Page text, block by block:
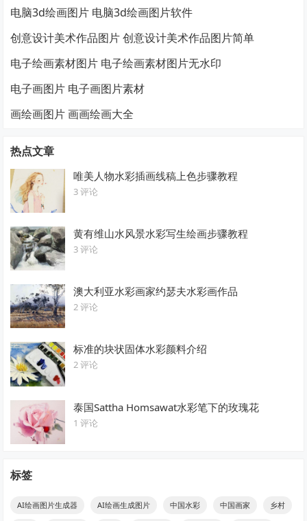
电脑3d绘画图片 电脑3d绘画图片软件
创意设计美术作品图片 创意设计美术作品图片简单
电子绘画素材图片 电子绘画素材图片无水印
电子画图片 电子画图片素材
画绘画图片 画画绘画大全
热点文章
唯美人物水彩插画线稿上色步骤教程
3 评论
黄有维山水风景水彩写生绘画步骤教程
3 评论
澳大利亚水彩画家约瑟夫水彩画作品
2 评论
标准的块状固体水彩颜料介绍
2 评论
泰国Sattha Homsawat水彩笔下的玫瑰花
1 评论
标签
AI绘画图片生成器 AI绘画生成图片 中国水彩 中国画家 乡村